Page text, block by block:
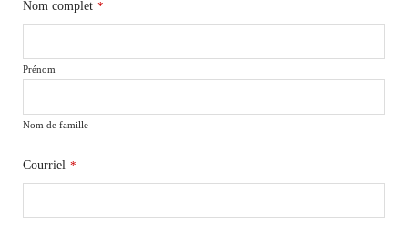
Nom complet *
Prénom
Nom de famille
Courriel *